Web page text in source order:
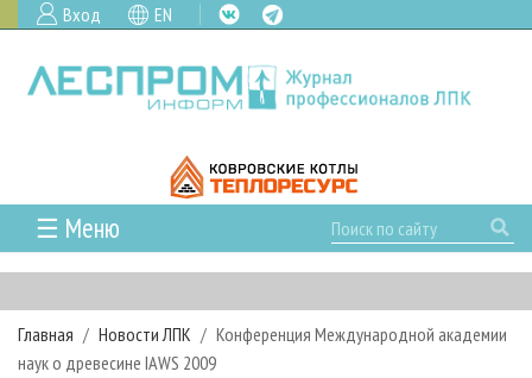
Вход EN
☰ Меню
ГЛАВНАЯ
РУБРИКИ И ТЕМЫ
РУБРИКИ ЖУРНАЛА
НОВОСТИ
Главная Новости ЛПК
Конференция Международной академии
наук о древесине IAWS 2009